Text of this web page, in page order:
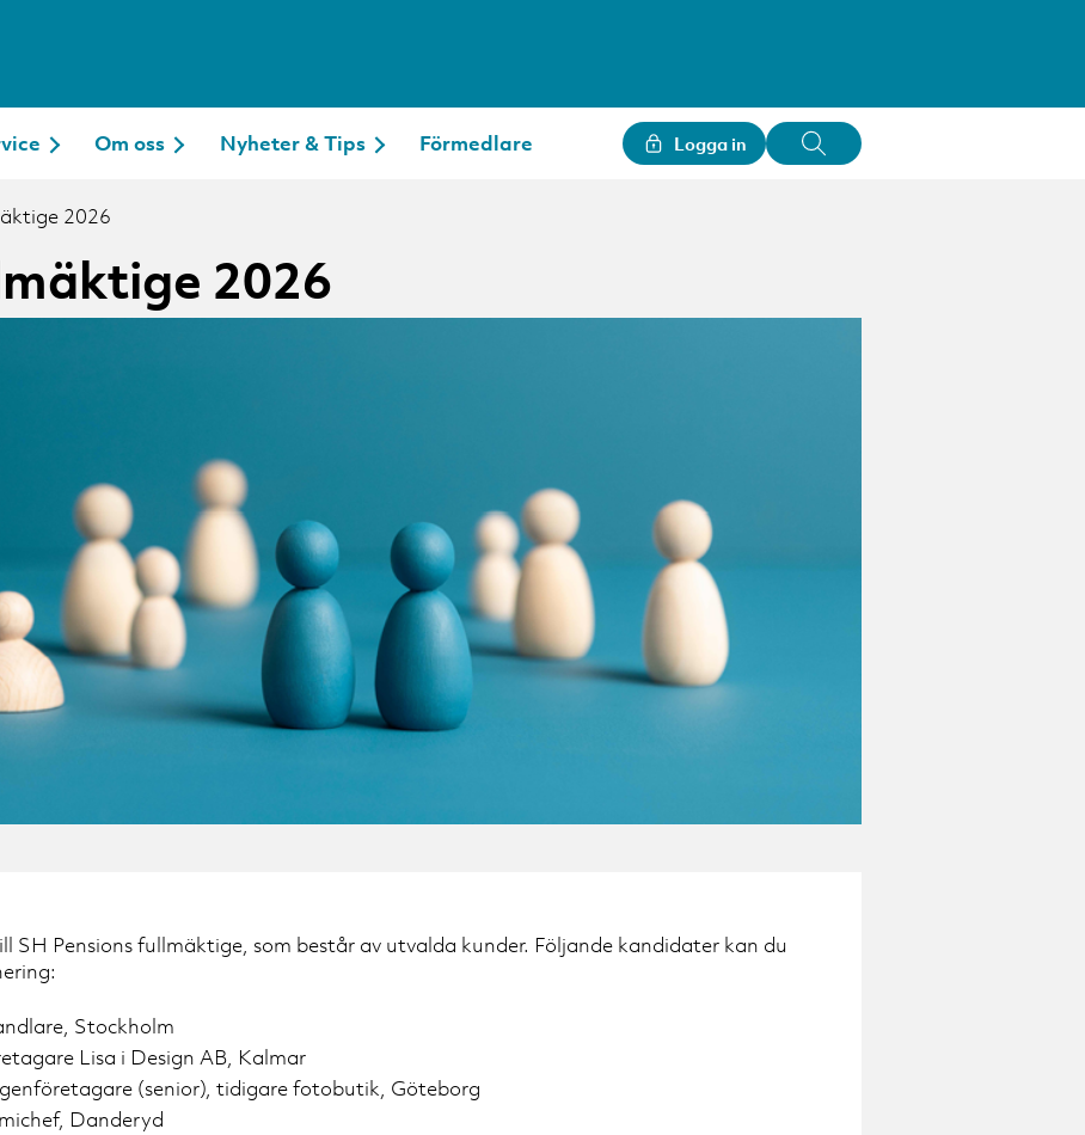
Om oss Nyheter & Tips Förmedlare Logga in
2026
2026
SH Pensions fullmäktige, som består av utvalda kunder. Följande kandidater kan du
Stockholm
Lisa i Design AB, Kalmar
(senior), tidigare fotobutik, Göteborg
Danderyd